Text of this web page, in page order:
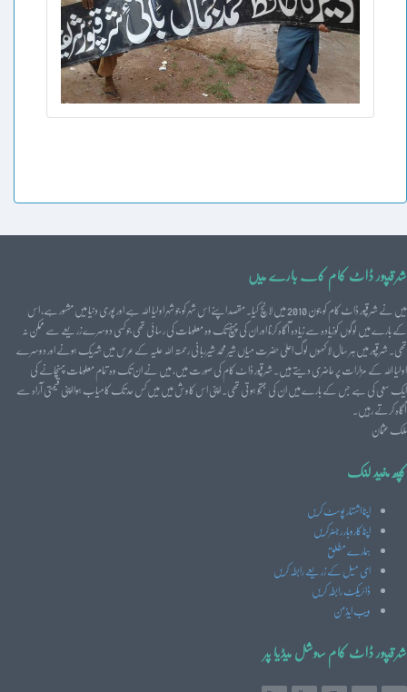
شرقپور ڈاٹ کام کے بارے میں
میں نے شرقپور ڈاٹ کام کو جون 2010 میں لانچ کیا۔ مقصد اپنے اس شہر کو جو شہر اولیا اللہ ہے اور پوری دنیا میں مشہور ہے، اس
کے بارے میں لوگوں کوزیادہ سے زیادہ آگاہ کرنا اور ان کی پہنچ تک وہ معلومات کی رسائی تھی جو کسی دوسرے زریعے سے ممکن نہ
تھی۔ شرقپور میں ہر سال لاکھوں لوگ اعلیٰ حضرت میاں شیر محمد شیرربانی رحمتہ اللہ علیہ کے عرس میں شریک ہونے اور دوسرے
اولیا اللہ کے مزارات پر حاضری دیتے ہیں۔ شرقپور ڈاٹ کام کی صورت میں، میں نے ان تک وہ تمام معلومات پہنچانے کی
ایک سعی کی ہے جس کے بارے میں ان کی جستجو ہوتی تھی۔ اپنی اس کاوش میں میں کس حد تک کامیاب ہوا اپنی قیمتی آراہ سے
آگاہ کرتے رہیں۔
ملک عثمان
کچھ مفید لنک
اپنا اشتہار پوسٹ کریں
اپنا کاروبار رجسٹرکریں
ہمارے مطلق
ای میل کے زریعے رابطہ کریں
ڈائریکٹ رابطہ کریں
ویب ایڈمن
شرقپور ڈاٹ کام سوشل میڈیا پر